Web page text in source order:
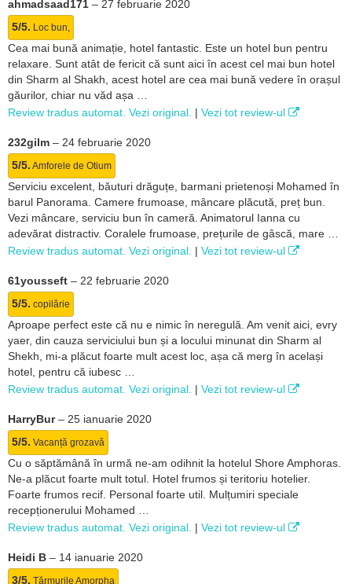
ahmadsaad171 – 27 februarie 2020
5/5. Loc bun,
Cea mai bună animație, hotel fantastic. Este un hotel bun pentru
relaxare. Sunt atât de fericit că sunt aici în acest cel mai bun hotel
din Sharm al Shakh, acest hotel are cea mai bună vedere în orașul
găurilor, chiar nu văd așa …
Review tradus automat. Vezi original. | Vezi tot review-ul
232gilm – 24 februarie 2020
5/5. Amforele de Otium
Serviciu excelent, băuturi drăguțe, barmani prietenoși Mohamed în
barul Panorama. Camere frumoase, mâncare plăcută, preț bun.
Vezi mâncare, serviciu bun în cameră. Animatorul Ianna cu
adevărat distractiv. Coralele frumoase, prețurile de gâscă, mare …
Review tradus automat. Vezi original. | Vezi tot review-ul
61yousseft – 22 februarie 2020
5/5. copilărie
Aproape perfect este că nu e nimic în neregulă. Am venit aici, evry
yaer, din cauza serviciului bun și a locului minunat din Sharm al
Shekh, mi-a plăcut foarte mult acest loc, așa că merg în același
hotel, pentru că iubesc …
Review tradus automat. Vezi original. | Vezi tot review-ul
HarryBur– 25 ianuarie 2020
5/5. Vacanță grozavă
Cu o săptămână în urmă ne-am odihnit la hotelul Shore Amphoras.
Ne-a plăcut foarte mult totul. Hotel frumos și teritoriu hotelier.
Foarte frumos recif. Personal foarte util. Mulțumiri speciale
recepționerului Mohamed …
Review tradus automat. Vezi original. | Vezi tot review-ul
Heidi B – 14 ianuarie 2020
3/5. Țărmurile Amorpha